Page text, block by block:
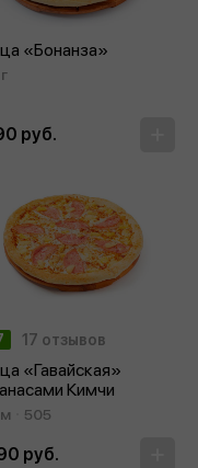
«Бонанза»
руб.
17 отзывов
«Гавайская»
Кимчи
505
руб.